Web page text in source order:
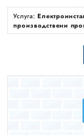
Услуга:
производствени